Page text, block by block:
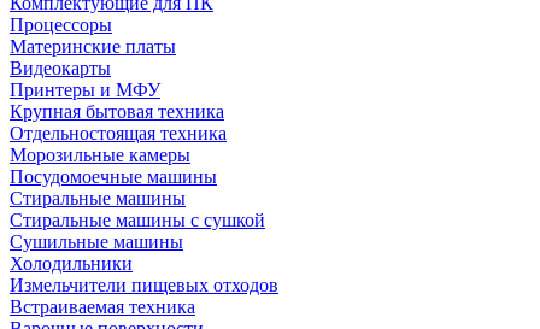
Процессоры
Материнские платы
Видеокарты
Принтеры и МФУ
Крупная бытовая техника
Отдельностоящая техника
Морозильные камеры
Посудомоечные машины
Стиральные машины
Стиральные машины с сушкой
Сушильные машины
Холодильники
Измельчители пищевых отходов
Встраиваемая техника